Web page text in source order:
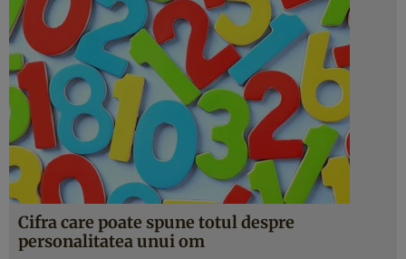
Cifra care poate spune totul despre
personalitatea unui om